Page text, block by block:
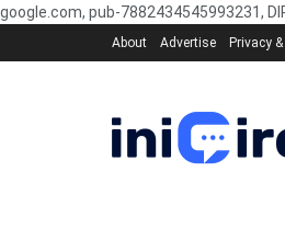
google.com, pub-7882434545993231,
About Advertise Privacy